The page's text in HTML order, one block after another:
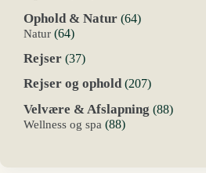
Ophold & Natur 6464
Natur 6464
Rejser 3737
Rejser og ophold 207207
Velvære & Afslapning 8888
Wellness og spa 8888